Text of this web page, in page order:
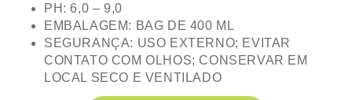
PH: 6,0 – 9,0
EMBALAGEM: BAG DE 400 ML
SEGURANÇA: USO EXTERNO; EVITAR
CONTATO COM OLHOS; CONSERVAR EM
LOCAL SECO E VENTILADO